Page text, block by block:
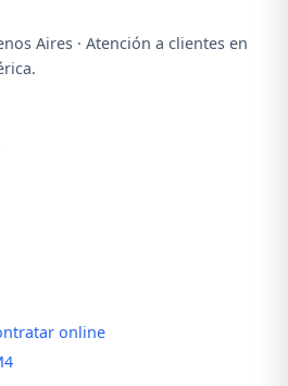
Aires · Atención a clientes en
online